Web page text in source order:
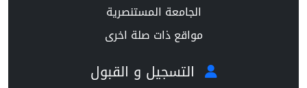
الجامعة المستنصرية
مواقع ذات صلة اخرى
التسجيل و القبول